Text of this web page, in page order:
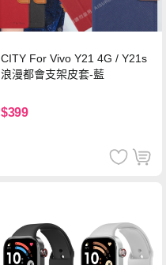
CITY For Vivo Y21 4G / Y21s
浪漫都會支架皮套-藍
$399